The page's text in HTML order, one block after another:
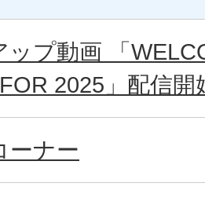
ップ動画 「
2025」配信開
ーナー